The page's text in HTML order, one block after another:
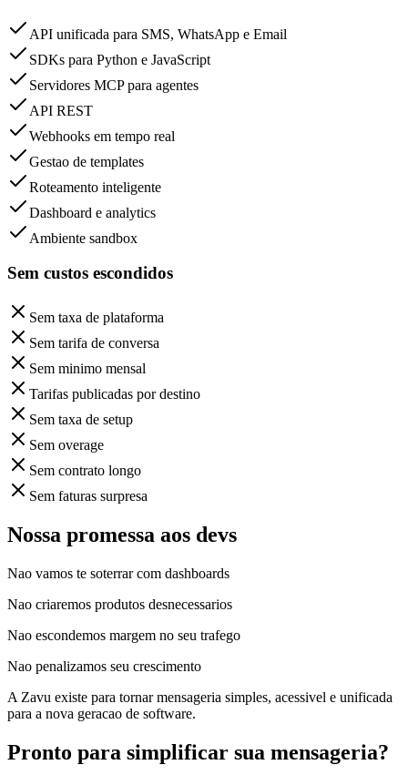
API unificada para SMS, WhatsApp e Email
SDKs para Python e JavaScript
Servidores MCP para agentes
API REST
Webhooks em tempo real
Gestao de templates
Roteamento inteligente
Dashboard e analytics
Ambiente sandbox
Sem custos escondidos
Sem taxa de plataforma
Sem tarifa de conversa
Sem minimo mensal
Tarifas publicadas por destino
Sem taxa de setup
Sem overage
Sem contrato longo
Sem faturas surpresa
Nossa promessa aos devs
Nao vamos te soterrar com dashboards
Nao criaremos produtos desnecessarios
Nao escondemos margem no seu trafego
Nao penalizamos seu crescimento
A Zavu existe para tornar mensageria simples, acessivel e unificada
para a nova geracao de software.
Pronto para simplificar sua mensageria?